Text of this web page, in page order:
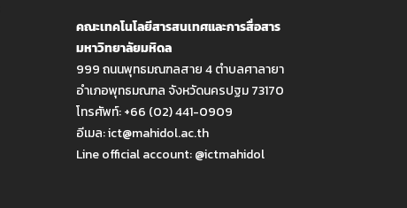
คณะเทคโนโลยีสารสนเทศและการสื่อสาร
มหาวิทยาลัยมหิดล
999 ถนนพุทธมณฑลสาย 4 ตำบลศาลายา
อำเภอพุทธมณฑล จังหวัดนครปฐม 73170
โทรศัพท์: +66 (02) 441-0909
อีเมล:ict@mahidol.ac.th
Line official account:@ictmahidol